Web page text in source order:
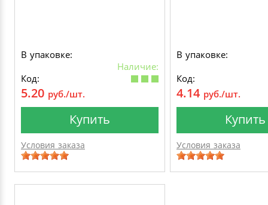
В упаковке:
Наличие:
Код:
5.20 руб./шт.
Купить
Условия заказа
В упаковке:
Код:
4.14 руб./шт.
Купить
Условия заказа